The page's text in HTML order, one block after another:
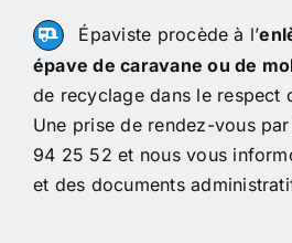
Épaviste procède à l’
épave de caravane ou de
de recyclage dans le respect
Une prise de rendez-vous
94 25 52 et nous vous
et des documents